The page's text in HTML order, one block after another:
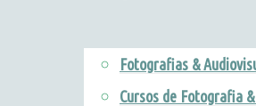
Fotografias &
Cursos de Fotografia